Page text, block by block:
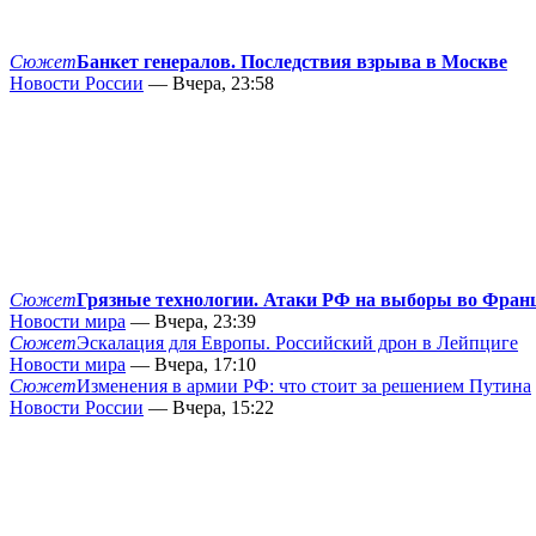
СюжетБанкет генералов. Последствия взрыва в Москве
Новости России — Вчера, 23:58
СюжетГрязные технологии. Атаки РФ на выборы во
Новости мира — Вчера, 23:39
СюжетЭскалация для Европы. Российский дрон в Лейпциге
Новости мира — Вчера, 17:10
СюжетИзменения в армии РФ: что стоит за решением Путина
Новости России — Вчера, 15:22